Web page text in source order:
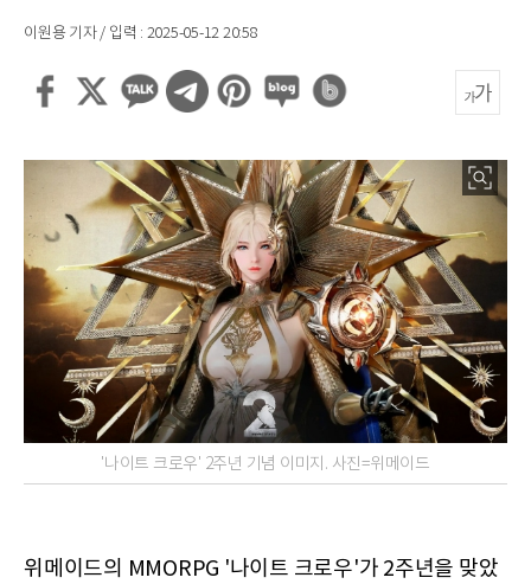
이원용 기자 / 입력 : 2025-05-12 20:58
'나이트 크로우' 2주년 기념 이미지. 사진=위메이드
위메이드의 MMORPG '나이트 크로우'가 2주년을 맞았